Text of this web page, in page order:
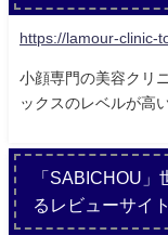
https://lamour-clinic-
小顔専門の美容クリ
ックスのレベルが高
「SABICHOU
るレビューサイト